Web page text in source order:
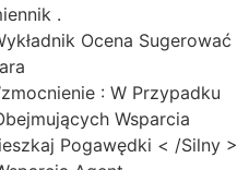
.
Ocena Sugerować
: W Przypadku
Wsparcia
Pogawędki < /Silny >